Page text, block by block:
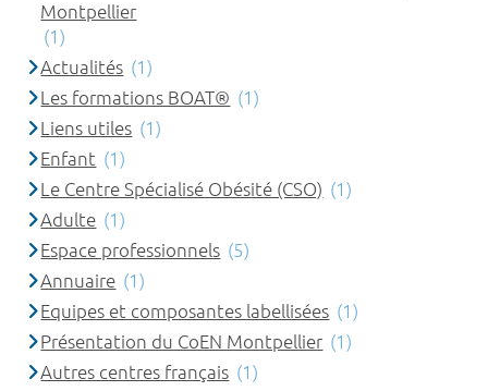
Montpellier
(1)
Actualités (1)
Les formations BOAT® (1)
Liens utiles (1)
Enfant (1)
Le Centre Spécialisé Obésité (CSO) (1)
Adulte (1)
Espace professionnels (5)
Annuaire (1)
Equipes et composantes labellisées (1)
Présentation du CoEN Montpellier (1)
Autres centres français (1)